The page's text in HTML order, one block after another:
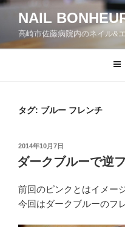
コ
ン
NAIL
高崎市佐藤病院内のネイル&
タグ: ブルー フレンチ
投
稿
日:
2014年10月7日
ダークブルーで逆
前回のピンクとはイメー
今回はダークブルーのフ